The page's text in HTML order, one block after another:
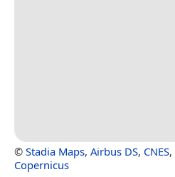
© Stadia Maps, Airbus DS, CNES,
Copernicus